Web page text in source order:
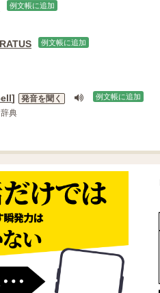
例文帳に追加
例文帳に追加
] 発音を聞く 例文帳に追加
典